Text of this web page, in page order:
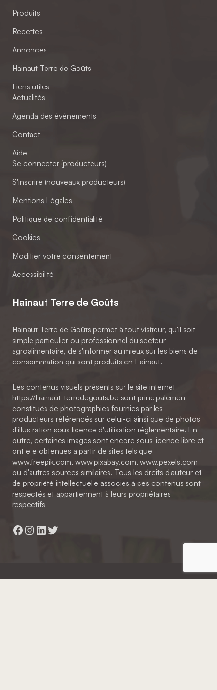
Produits
Recettes
Annonces
Hainaut Terre de Goûts
Liens utiles
Actualités
Agenda des événements
Contact
Aide
Se connecter (producteurs)
S'inscrire (nouveaux producteurs)
Mentions Légales
Politique de confidentialité
Cookies
Modifier votre consentement
Accessibilité
Hainaut Terre de Goûts
Hainaut Terre de Goûts permet à tout visiteur, qu'il soit
simple particulier ou professionnel du secteur
agroalimentaire, de s'informer au mieux sur les biens de
consommation qui sont produits en Hainaut.
Les contenus visuels présents sur le site internet
https://hainaut-terredegouts.be sont principalement
constitués de photographies fournies par les
producteurs référencés sur celui-ci ainsi que de photos
d'illustration sous licence d'utilisation réglementaire. En
outre, certaines images sont encore sous licence libre et
ont été obtenues à partir de sites tels que
www.freepik.com, www.pixabay.com, www.pexels.com
ou d'autres sources similaires. Tous les droits d'auteur et
de propriété intellectuelle associés à ces contenus sont
respectés et appartiennent à leurs propriétaires
respectifs.
Facebook
Instagram
LinkedIn
Twitter